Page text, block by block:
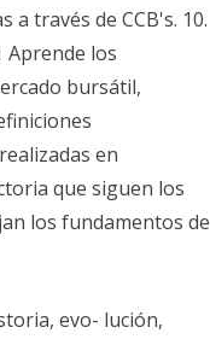
a través de CCB's. 10.
Aprende los
bursátil,
en
que siguen los
los fundamentos de
evo- lución,